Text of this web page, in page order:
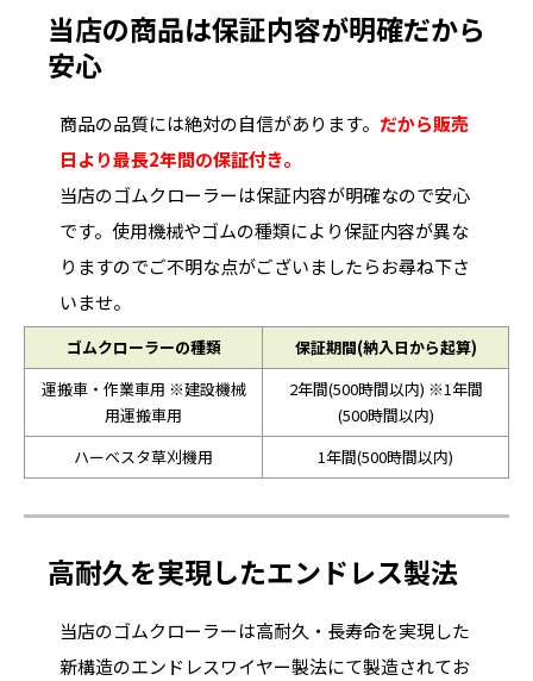
当店の商品は保証内容が明確だから
安心
商品の品質には絶対の自信があります。 だから販売
日より最長2年間の保証付き。
当店のゴムクローラーは保証内容が明確なので安心
です。使用機械やゴムの種類により保証内容が異な
りますのでご不明な点がございましたらお尋ね下さ
いませ。
ゴムクローラーの種類
保証期間(納入日から起算)
運搬車・作業車用 ※建設機械
用運搬車用
2年間(500時間以内) ※1年間
(500時間以内)
ハーベスタ草刈機用
1年間(500時間以内)
高耐久を実現したエンドレス製法
当店のゴムクローラーは高耐久・長寿命を実現した
新構造のエンドレスワイヤー製法にて製造されてお